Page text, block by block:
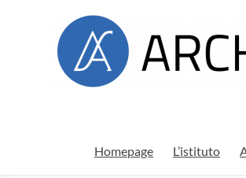
Archivio
di
stato
Ragusa
Homepage L’istituto